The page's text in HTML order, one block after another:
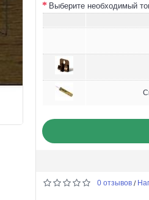
Выберите необходимый
0 отзывов /